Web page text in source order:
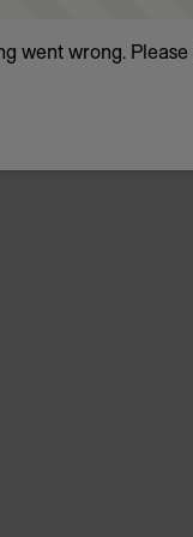
went wrong.